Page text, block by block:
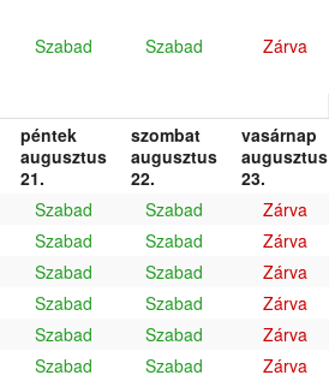
Szabad Szabad Zárva
péntek
augusztus
21.
szombat
augusztus
22.
vasárnap
augusztus
23.
Szabad Szabad
Zárva
Szabad Szabad
Zárva
Szabad Szabad
Zárva
Szabad Szabad
Zárva
Szabad Szabad
Zárva
Szabad Szabad
Zárva